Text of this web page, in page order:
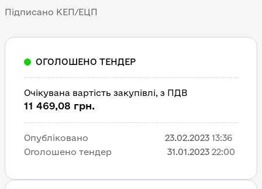
Підписано КЕП/ЕЦП
ОГОЛОШЕНО ТЕНДЕР
Очікувана вартість закупівлі, з ПДВ
11 469,08 грн.
Опубліковано 23.02.2023 13:36
Оголошено тендер
31.01.2023 22:00